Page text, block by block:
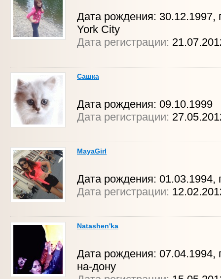
Дата рождения: 30.12.1997,
York City
Дата регистрации:
Сашка
Дата рождения: 09.10.1999
Дата регистрации:
MayaGirl
Дата рождения: 01.03.1994,
Дата регистрации:
Natashen'ka
Дата рождения: 07.04.1994,
на-дону